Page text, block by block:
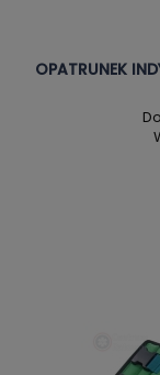
OPATRUNEK